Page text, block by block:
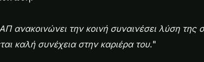
την κοινή συναινέσει λύση της
καλή συνέχεια στην καριέρα του."